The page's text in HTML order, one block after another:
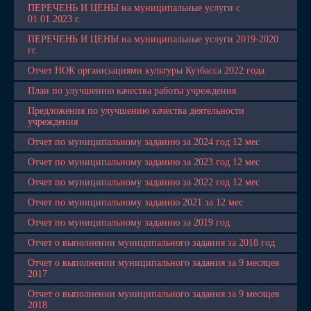
ПЕРЕЧЕНЬ И ЦЕНЫ на муниципальные услуги с
01.01.2023 г.
ПЕРЕЧЕНЬ И ЦЕНЫ на муниципальные услуги 2019-2020
гг.
Отчет НОК организациями культуры Кузбасса 2022 года
План по улучшению качества работы учреждения
Предложения по улучшению качества деятельности
учреждения
Отчет по муниципальному заданию за 2024 год 12 мес
Отчет по муниципальному заданию за 2023 год 12 мес
Отчет по муниципальному заданию за 2022 год 12 мес
Отчет по муниципальному заданию 2021 за 12 мес
Отчет по муниципальному заданию за 2019 год
Отчет о выполнении муниципального задания за 2018 год
Отчет о выполнении муниципального задания за 9 месяцев
2017
Отчет о выполнении муниципального задания за 9 месяцев
2018